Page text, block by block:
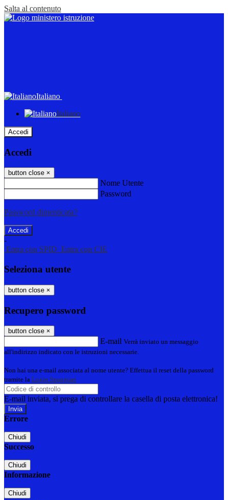
Salta al contenuto
Italiano
Italiano
Accedi
Accedi
button close ×
Nome Utente
Password
Password dimenticata?
-
Entra con SPID Entra con CIE
Seleziona utente
button close ×
Recupero password
button close ×
E-mail Verrà inviato un messaggio
all'indirizzo indicato con le istruzioni necessarie.
Non hai una e-mail associata al nome utente? Effettua il reset della password
tramite la Login Spaggiari
E-mail inviata, si prega di controllare la casella di posta elettronica!
Errore
Chiudi
Successo
Chiudi
Informazione
Chiudi